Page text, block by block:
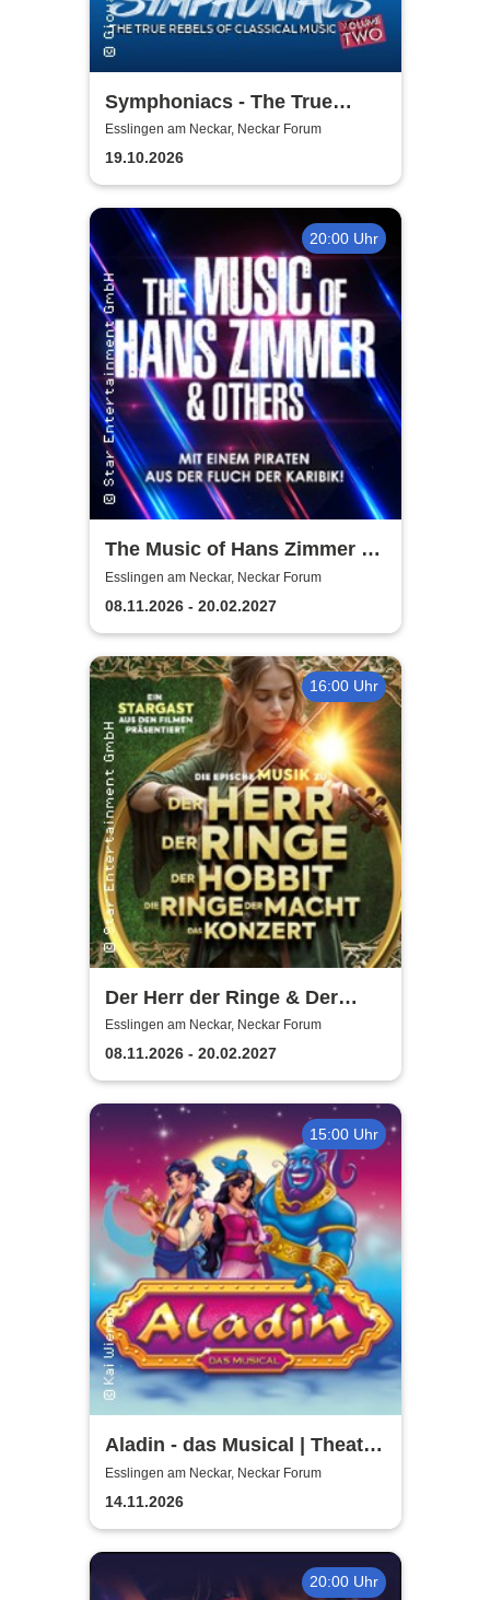
Symphoniacs - The True
Rebels Of Classical Music
Esslingen am Neckar, Neckar Forum
19.10.2026
20:00 Uhr
The Music of Hans Zimmer &
Others - A Celebration of Film
Music
Esslingen am Neckar, Neckar Forum
08.11.2026 - 20.02.2027
16:00 Uhr
Der Herr der Ringe & Der
Hobbit
Esslingen am Neckar, Neckar Forum
08.11.2026 - 20.02.2027
15:00 Uhr
Aladin - das Musical | Theater
Liberi
Esslingen am Neckar, Neckar Forum
14.11.2026
20:00 Uhr